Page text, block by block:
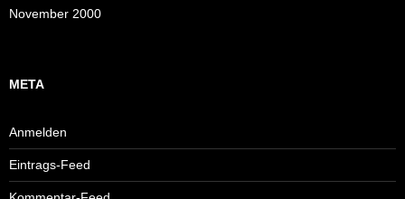
November 2000
META
Anmelden
Eintrags-Feed